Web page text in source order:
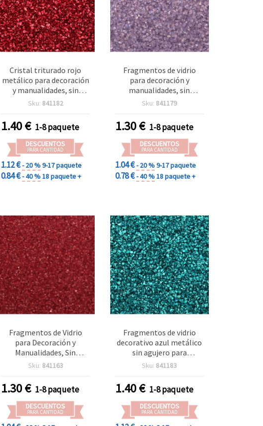
Cristal triturado rojo
metálico para decoración
y manualidades, sin
agujero, 1,5-2 mm, 50 g
Sku: 841182
1.40€ 1-8 paquete
DESCUENTOS
PARA CANTIDAD
1.12 €- 20 %9-17 paquete
0.84 €- 40 %18 paquete +
Fragmentos de vidrio
para decoración y
manualidades, sin
agujero, arcoíris púrpura,
Sku: 841179
1.30€ 1-8 paquete
DESCUENTOS
PARA CANTIDAD
1.04 €- 20 %9-17 paquete
0.78 €- 40 %18 paquete +
Fragmentos de Vidrio
para Decoración y
Manualidades, Sin
Agujero, Rojo Irisado, 1–
Sku: 841163
1.30€ 1-8 paquete
DESCUENTOS
PARA CANTIDAD
Fragmentos de vidrio
decorativo azul metálico
sin agujero para
manualidades, 1,5–2 mm,
Sku: 841183
1.40€ 1-8 paquete
DESCUENTOS
PARA CANTIDAD